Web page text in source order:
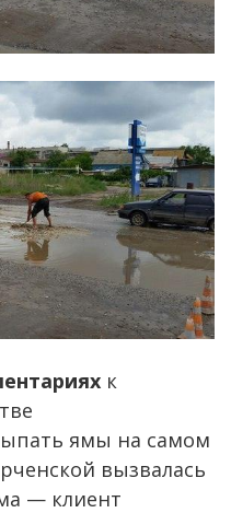
к
ямы на самом
вызвалась
— клиент